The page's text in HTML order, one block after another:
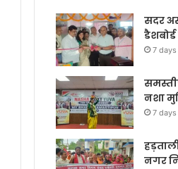
सदर
7
नशा
7
नगर